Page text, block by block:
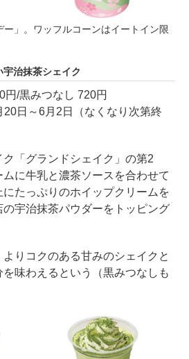
ー」。ワッフルコーンはイートイン限
治抹茶シェイク
円/黒みつなし 720円
20日～6月2日（なくなり次第終
「グランドシェイク」の第2
に牛乳と濃茶ソースを合わせて
にたっぷりのホイップクリームを
宇治抹茶パウダーをトッピング
りコクのある甘みのシェイクと
味わえるという（黒みつなしも